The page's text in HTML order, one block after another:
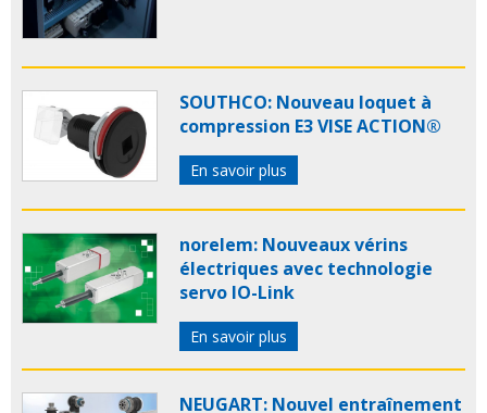
SOUTHCO: Nouveau loquet à
compression E3 VISE ACTION®
En savoir plus
norelem: Nouveaux vérins
électriques avec technologie
servo IO-Link
En savoir plus
NEUGART: Nouvel entraînement